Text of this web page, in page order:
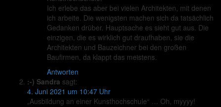
Ich erlebe das aber bei vielen Architekten, mit denen
ich arbeite. Die wenigsten machen sich da tatsächlich
Gedanken drüber. Hauptsache es sieht gut aus. Die
einzigen, die es wirklich gut draufhaben, sie die
Architekten und Bauzeichner bei den großen
Baufirmen, da klappt das meistens.
Antworten
:-) Sandra sagt:
4. Juni 2021 um 10:47 Uhr
„Ausbildung an einer Kunsthochschule“ … Oh, myyyy!